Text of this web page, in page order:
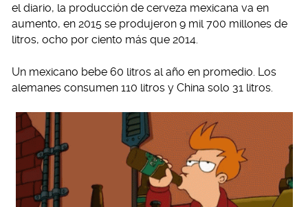
el diario, la producción de cerveza mexicana va en
aumento, en 2015 se produjeron 9 mil 700 millones de
litros, ocho por ciento más que 2014.
Un mexicano bebe 60 litros al año en promedio. Los
alemanes consumen 110 litros y China solo 31 litros.